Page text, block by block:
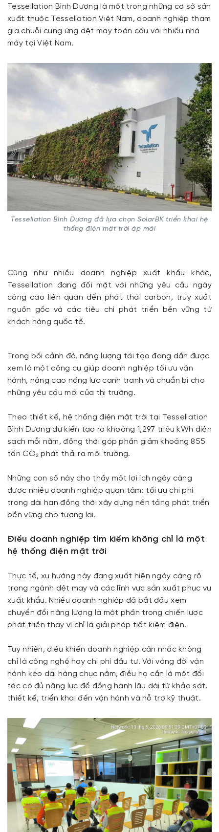
Tessellation Bình Dương là một trong những cơ sở sản
xuất thuộc Tessellation Việt Nam, doanh nghiệp tham
gia chuỗi cung ứng dệt may toàn cầu với nhiều nhà
máy tại Việt Nam.
Tessellation Bình Dương đã lựa chọn SolarBK triển khai hệ
thống điện mặt trời áp mái
Cũng như nhiều doanh nghiệp xuất khẩu khác,
Tessellation đang đối mặt với những yêu cầu ngày
càng cao liên quan đến phát thải carbon, truy xuất
nguồn gốc và các tiêu chí phát triển bền vững từ
khách hàng quốc tế.
Trong bối cảnh đó, năng lượng tái tạo đang dần được
xem là một công cụ giúp doanh nghiệp tối ưu vận
hành, nâng cao năng lực cạnh tranh và chuẩn bị cho
những yêu cầu mới của thị trường.
Theo thiết kế, hệ thống điện mặt trời tại Tessellation
Bình Dương dự kiến tạo ra khoảng 1,297 triệu kWh điện
sạch mỗi năm, đồng thời góp phần giảm khoảng 855
tấn CO₂ phát thải ra môi trường.
Những con số này cho thấy một lợi ích ngày càng
được nhiều doanh nghiệp quan tâm: tối ưu chi phí
trong dài hạn đồng thời xây dựng nền tảng phát triển
bền vững cho tương lai.
Điều doanh nghiệp tìm kiếm không chỉ là một
hệ thống điện mặt trời
Thực tế, xu hướng này đang xuất hiện ngày càng rõ
trong ngành dệt may và các lĩnh vực sản xuất phục vụ
xuất khẩu. Nhiều doanh nghiệp đã bắt đầu xem
chuyển đổi năng lượng là một phần trong chiến lược
phát triển thay vì chỉ là giải pháp tiết kiệm điện.
Tuy nhiên, điều khiến doanh nghiệp cân nhắc không
chỉ là công nghệ hay chi phí đầu tư. Với vòng đời vận
hành kéo dài hàng chục năm, điều họ cần là một đối
tác có đủ năng lực để đồng hành lâu dài từ khảo sát,
thiết kế, triển khai đến vận hành và hỗ trợ kỹ thuật.